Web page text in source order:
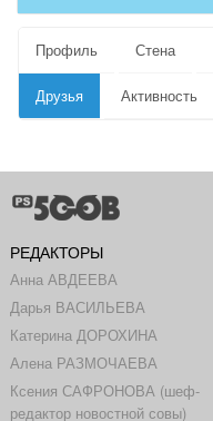
Профиль Стена
Друзья Активность
РЕДАКТОРЫ
Анна АВДЕЕВА
Дарья ВАСИЛЬЕВА
Катерина ДОРОХИНА
Алена РАЗМОЧАЕВА
Ксения САФРОНОВА (шеф-
редактор новостной совы)